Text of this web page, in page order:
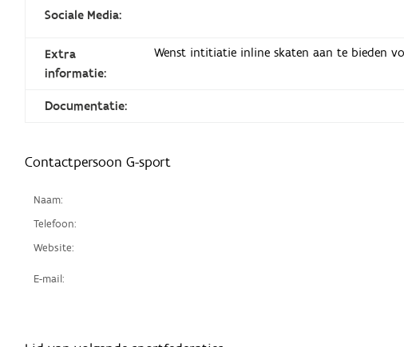
Sociale Media:
Extra
informatie:
Wenst intitiatie inline skaten aan te bieden
Documentatie:
Contactpersoon G-sport
Naam:
Telefoon:
Website:
E-mail: